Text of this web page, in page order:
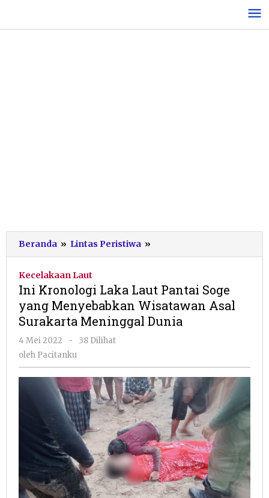
konten
Beranda » Lintas Peristiwa »
Kronologi
Pantai
Soge
yang
Surakarta
Meninggal
Dunia
Kecelakaan Laut
Ini Kronologi Laka Laut Pantai Soge
yang Menyebabkan Wisatawan Asal
Surakarta Meninggal Dunia
4 Mei 2022
oleh
Pacitanku
-
38 Dilihat
oleh Pacitanku